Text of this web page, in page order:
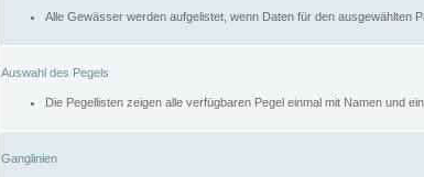
Alle Gewässer werden aufgelistet, wenn Daten für den ausgewählten
Auswahl des Pegels
Die Pegellisten zeigen alle verfügbaren Pegel einmal mit Namen und
Ganglinien